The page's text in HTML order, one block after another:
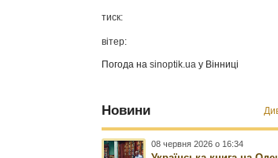
тиск:
вітер:
Погода наsinoptik.ua у Вінниці
Новини
08 червня 2026 о 16:34